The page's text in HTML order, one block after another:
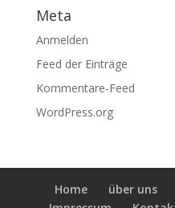
Meta
Anmelden
Feed der Einträge
Kommentare-Feed
WordPress.org
Home über uns